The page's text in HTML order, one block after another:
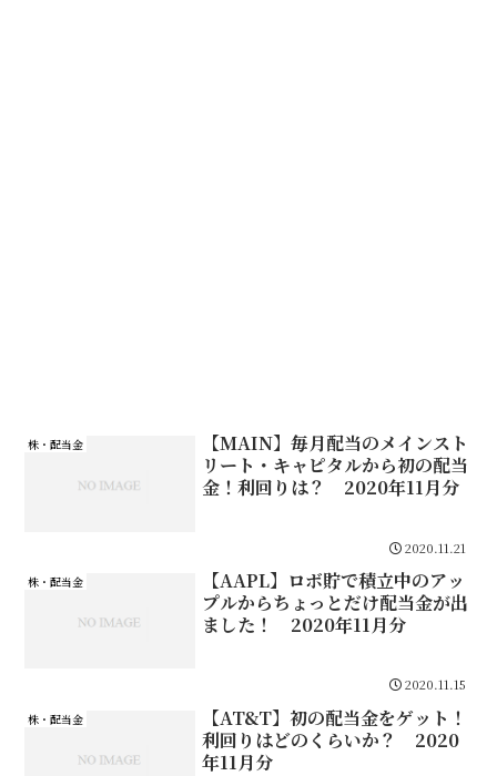
株・配当金
【MAIN】毎月配当のメインスト
リート・キャピタルから初の配当
金！利回りは？ 2020年11月分
2020.11.21
株・配当金
【AAPL】ロボ貯で積立中のアッ
プルからちょっとだけ配当金が出
ました！ 2020年11月分
2020.11.15
株・配当金
【AT&T】初の配当金をゲット！
利回りはどのくらいか？ 2020
年11月分